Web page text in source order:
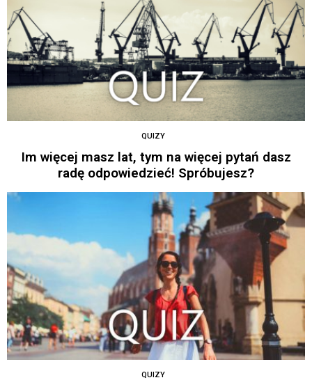
QUIZY
Im więcej masz lat, tym na więcej pytań dasz
radę odpowiedzieć! Spróbujesz?
QUIZY